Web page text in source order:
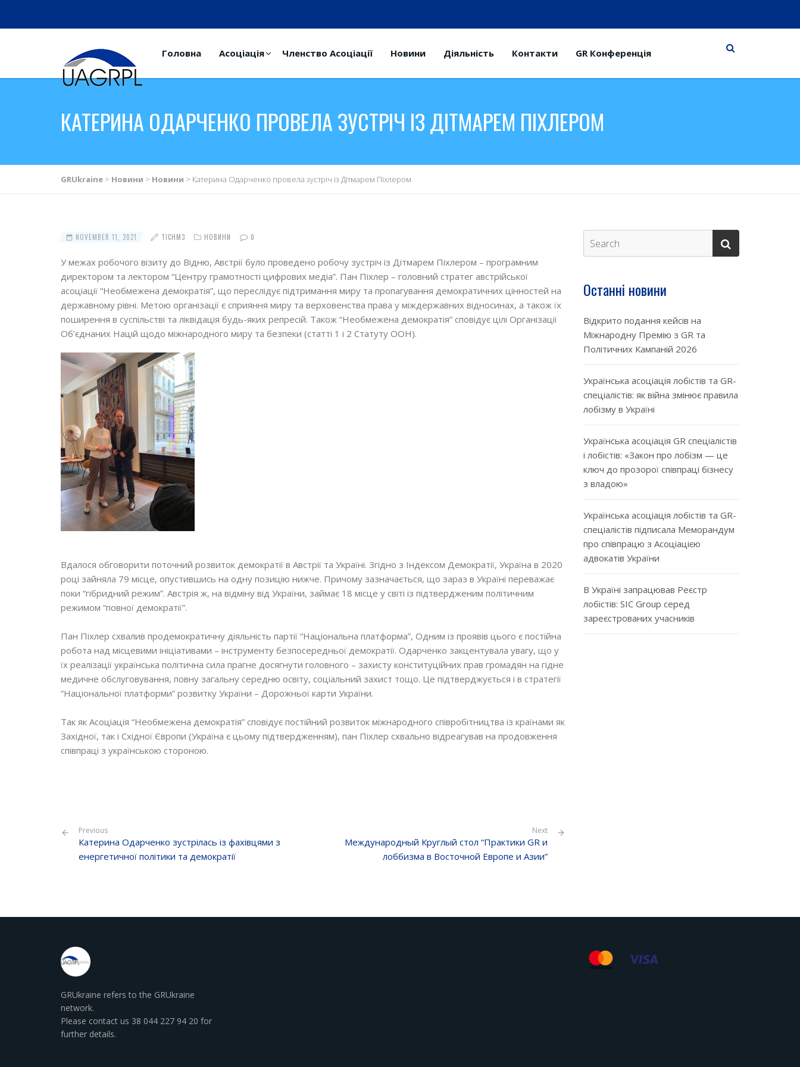
Головна Асоціація Членство Асоціації Новини Діяльність Контакти GR Конференція
КАТЕРИНА ОДАРЧЕНКО ПРОВЕЛА ЗУСТРІЧ ІЗ ДІТМАРЕМ ПІХЛЕРОМ
GRUkraine > Новини > Новини > Катерина Одарченко провела зустріч із Дітмарем Піхлером
NOVEMBER 11, 2021 TICHM3 НОВИНИ 0
У межах робочого візиту до Відню, Австрії було проведено робочу зустріч із Дітмарем Піхлером – програмним
директором та лектором “Центру грамотності цифрових медіа”. Пан Піхлер – головний стратег австрійської
асоціації “Необмежена демократія”, що переслідує підтримання миру та пропагування демократичних цінностей на
державному рівні. Метою організації є сприяння миру та верховенства права у міждержавних відносинах, а також їх
поширення в суспільстві та ліквідація будь-яких репресій. Також “Необмежена демократія” сповідує цілі Організації
Об’єднаних Націй щодо міжнародного миру та безпеки (статті 1 і 2 Статуту ООН).
Вдалося обговорити поточний розвиток демократії в Австрії та Україні. Згідно з Індексом Демократії, Україна в 2020
році зайняла 79 місце, опустившись на одну позицію нижче. Причому зазначається, що зараз в Україні переважає
поки “гібридний режим”. Австрія ж, на відміну від України, займає 18 місце у світі із підтвердженим політичним
режимом “повної демократії”.
Пан Піхлер схвалив продемократичну діяльність партії “Національна платформа”, Одним із проявів цього є постійна
робота над місцевими ініціативами – інструменту безпосередньої демократії. Одарченко закцентувала увагу, що у
їх реалізації українська політична сила прагне досягнути головного – захисту конституційних прав громадян на гідне
медичне обслуговування, повну загальну середню освіту, соціальний захист тощо. Це підтверджується і в стратегії
“Національної платформи” розвитку України – Дорожньої карти України.
Так як Асоціація “Необмежена демократія” сповідує постійний розвиток міжнародного співробітництва із країнами як
Західної, так і Східної Європи (Україна є цьому підтвердженням), пан Піхлер схвально відреагував на продовження
співпраці з українською стороною.
Previous
Катерина Одарченко зустрілась із фахівцями з
енергетичної політики та демократії
Next
Международный Круглый стол “Практики GR и
лоббизма в Восточной Европе и Азии”
Останні новини
Відкрито подання кейсів на
Міжнародну Премію з GR та
Політичних Кампаній 2026
Українська асоціація лобістів та GR-
спеціалістів: як війна змінює правила
лобізму в Україні
Українська асоціація GR спеціалістів
і лобістів: «Закон про лобізм — це
ключ до прозорої співпраці бізнесу
з владою»
Українська асоціація лобістів та GR-
спеціалістів підписала Меморандум
про співпрацю з Асоціацією
адвокатів України
В Україні запрацював Реєстр
лобістів: SIC Group серед
зареєстрованих учасників
GRUkraine refers to the GRUkraine
network.
Please contact us 38 044 227 94 20 for
further details.